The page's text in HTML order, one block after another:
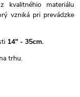
kvalitnéhio materiálu
vzniká pri prevádzke
14" - 35cm.
trhu.